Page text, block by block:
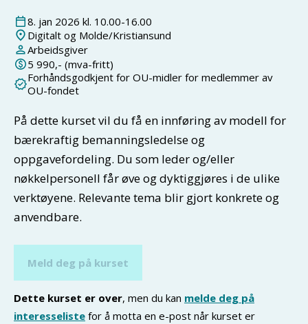
8. jan 2026 kl. 10.00-16.00
Digitalt og Molde/Kristiansund
Arbeidsgiver
5 990,- (mva-fritt)
Forhåndsgodkjent for OU-midler for medlemmer av
OU-fondet
På dette kurset vil du få en innføring av modell for
bærekraftig bemanningsledelse og
oppgavefordeling. Du som leder og/eller
nøkkelpersonell får øve og dyktiggjøres i de ulike
verktøyene. Relevante tema blir gjort konkrete og
anvendbare.
Meld deg på kurset
Dette kurset er over, men du kan melde deg på
interesseliste for å motta en e-post når kurset er